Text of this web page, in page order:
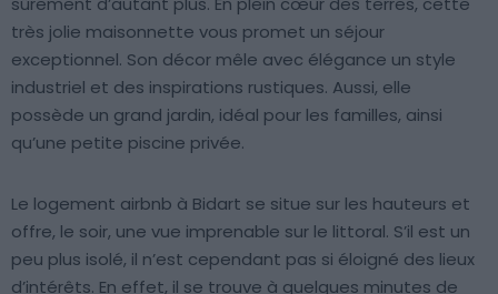
très jolie maisonnette vous promet un séjour
exceptionnel. Son décor mêle avec élégance un style
industriel et des inspirations rustiques. Aussi, elle
possède un grand jardin, idéal pour les familles, ainsi
qu’une petite piscine privée.
Le logement airbnb à Bidart se situe sur les hauteurs et
offre, le soir, une vue imprenable sur le littoral. S’il est un
peu plus isolé, il n’est cependant pas si éloigné des lieux
d’intérêts. En effet, il se trouve à quelques minutes de